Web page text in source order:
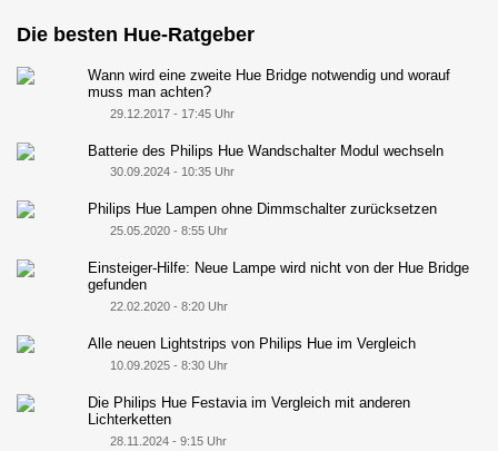
Die besten Hue-Ratgeber
Wann wird eine zweite Hue Bridge notwendig und worauf
muss man achten?
29.12.2017 - 17:45 Uhr
Batterie des Philips Hue Wandschalter Modul wechseln
30.09.2024 - 10:35 Uhr
Philips Hue Lampen ohne Dimmschalter zurücksetzen
25.05.2020 - 8:55 Uhr
Einsteiger-Hilfe: Neue Lampe wird nicht von der Hue Bridge
gefunden
22.02.2020 - 8:20 Uhr
Alle neuen Lightstrips von Philips Hue im Vergleich
10.09.2025 - 8:30 Uhr
Die Philips Hue Festavia im Vergleich mit anderen
Lichterketten
28.11.2024 - 9:15 Uhr